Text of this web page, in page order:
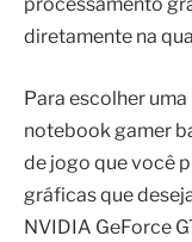
diretamente na
Para escolher
notebook gamer
de jogo que você
gráficas que
NVIDIA GeForce